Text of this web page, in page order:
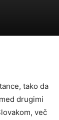
tako da
drugimi
več